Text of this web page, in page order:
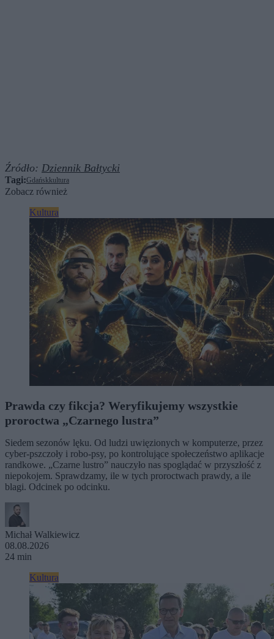
Źródło: Dziennik Bałtycki
Tagi:Gdańskkultura
Zobacz również
Kultura
Prawda czy fikcja? Weryfikujemy wszystkie
proroctwa „Czarnego lustra”
Siedem sezonów lęku. Od ludzi uwięzionych w komputerze, przez
cyber-pszczoły i robo-psy, po kontrolujące społeczeństwo aplikacje
randkowe. „Czarne lustro” nauczyło nas spoglądać w przyszłość z
niepokojem. Sprawdzamy, ile w tych proroctwach prawdy, a ile
blagi. Odcinek po odcinku.
Michał Walkiewicz
08.08.2026
24 min
Kultura